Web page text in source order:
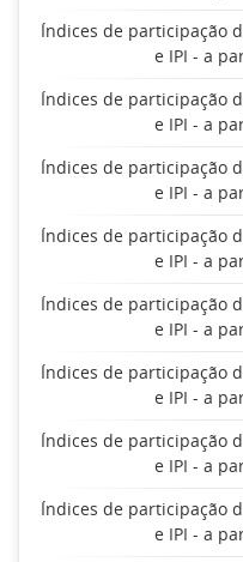
Índices de participação
e IPI - a
Índices de participação
e IPI - a
Índices de participação
e IPI - a
Índices de participação
e IPI - a
Índices de participação
e IPI - a
Índices de participação
e IPI - a
Índices de participação
e IPI - a
Índices de participação
e IPI - a